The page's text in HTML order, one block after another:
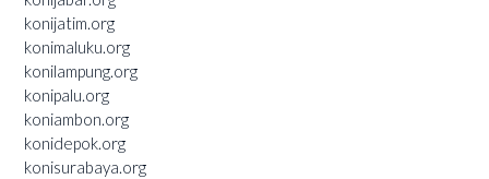
konijatim.org
konimaluku.org
konilampung.org
konipalu.org
koniambon.org
konidepok.org
konisurabaya.org